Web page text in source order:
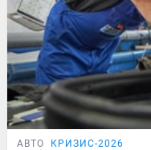
АВТО КРИЗИС-2026